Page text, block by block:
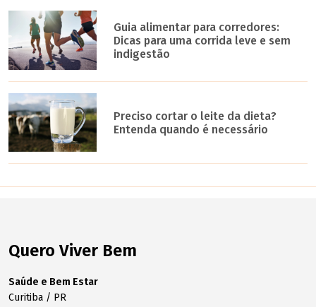
Guia alimentar para corredores:
Dicas para uma corrida leve e sem
indigestão
Preciso cortar o leite da dieta?
Entenda quando é necessário
Quero Viver Bem
Saúde e Bem Estar
Curitiba / PR